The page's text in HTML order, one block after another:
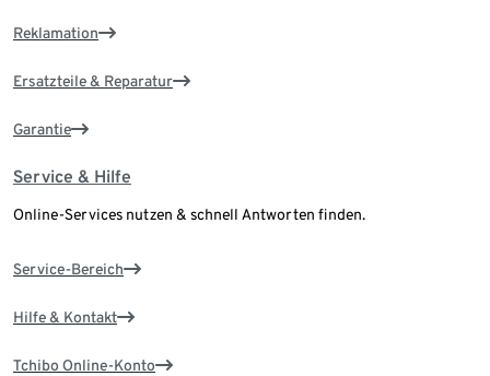
Reklamation
Ersatzteile & Reparatur
Garantie
Service & Hilfe
Online-Services nutzen & schnell Antworten finden.
Service-Bereich
Hilfe & Kontakt
Tchibo Online-Konto